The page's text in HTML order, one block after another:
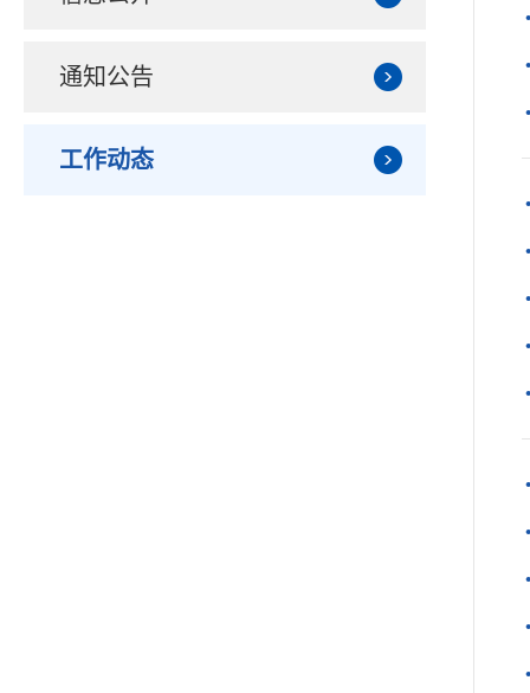
通知公告
工作动态